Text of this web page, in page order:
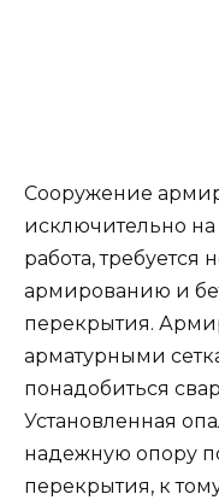
Сооружение
исключительно на
работа, требуется
армированию и
перекрытия.
арматурными
понадобиться
Установленная
надежную опору
перекрытия, к